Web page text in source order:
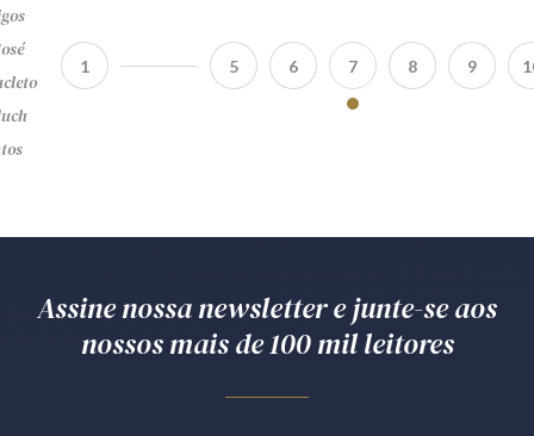
1 5 6 7 8 9
Assine nossa newsletter e junte-se aos
nossos mais de 100 mil leitores